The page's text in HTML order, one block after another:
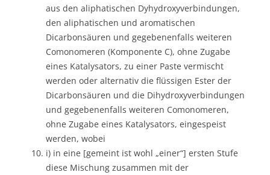
aus den aliphatischen Dyhydroxyverbindungen,
den aliphatischen und aromatischen
Dicarbonsäuren und gegebenenfalls weiteren
Comonomeren (Komponente C), ohne Zugabe
eines Katalysators, zu einer Paste vermischt
werden oder alternativ die flüssigen Ester der
Dicarbonsäuren und die Dihydroxyverbindungen
und gegebenenfalls weiteren Comonomeren,
ohne Zugabe eines Katalysators, eingespeist
werden, wobei
i) in eine [gemeint ist wohl „einer“] ersten Stufe
diese Mischung zusammen mit der